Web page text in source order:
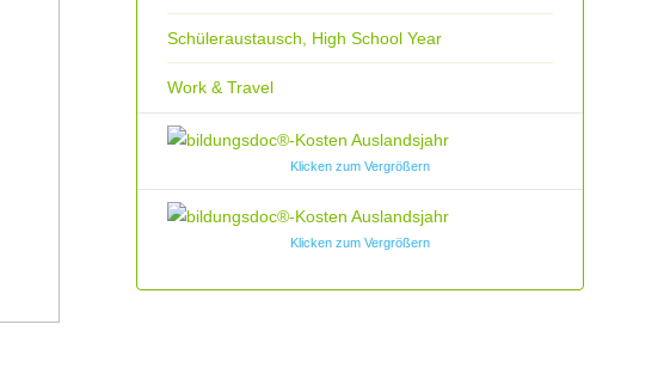
Schüleraustausch, High School Year
Work & Travel
Klicken zum Vergrößern
Klicken zum Vergrößern